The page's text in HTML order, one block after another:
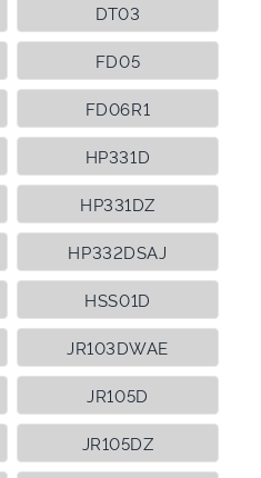
DT03
FD05
FD06R1
HP331D
HP331DZ
HP332DSAJ
HSS01D
JR103DWAE
JR105D
JR105DZ